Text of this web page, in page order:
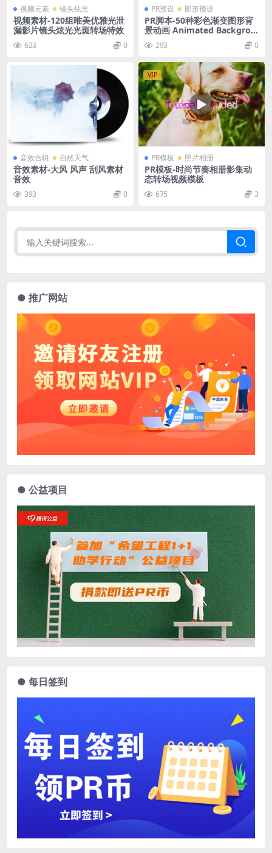
视频元素 镜头炫光
视频素材-120组唯美优雅光泄
漏影片镜头炫光光斑转场特效
623 0
PR预设 图形预设
PR脚本-50种彩色渐变图形背
景动画 Animated Backgrou
nds for Premiere Pro
293 0
音效合辑 自然天气
音效素材-大风 风声 刮风素材
音效
393 0
VIP
PR模板 照片相册
PR模板-时尚节奏相册影集动
态转场视频模板
675 3
● 推广网站
● 公益项目
● 每日签到